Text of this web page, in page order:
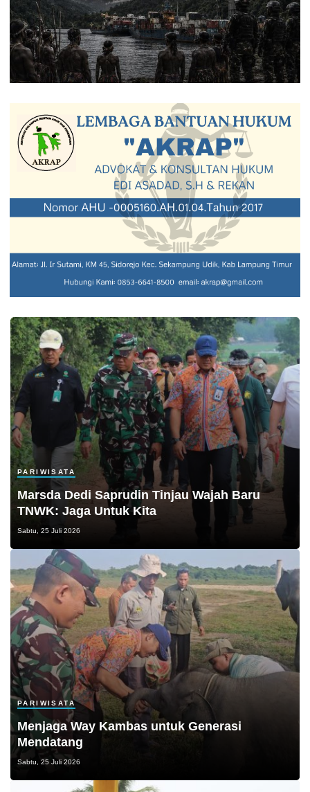
PARIWISATA
Marsda Dedi Saprudin Tinjau Wajah Baru
TNWK: Jaga Untuk Kita
Sabtu, 25 Juli 2026
PARIWISATA
Menjaga Way Kambas untuk Generasi
Mendatang
Sabtu, 25 Juli 2026